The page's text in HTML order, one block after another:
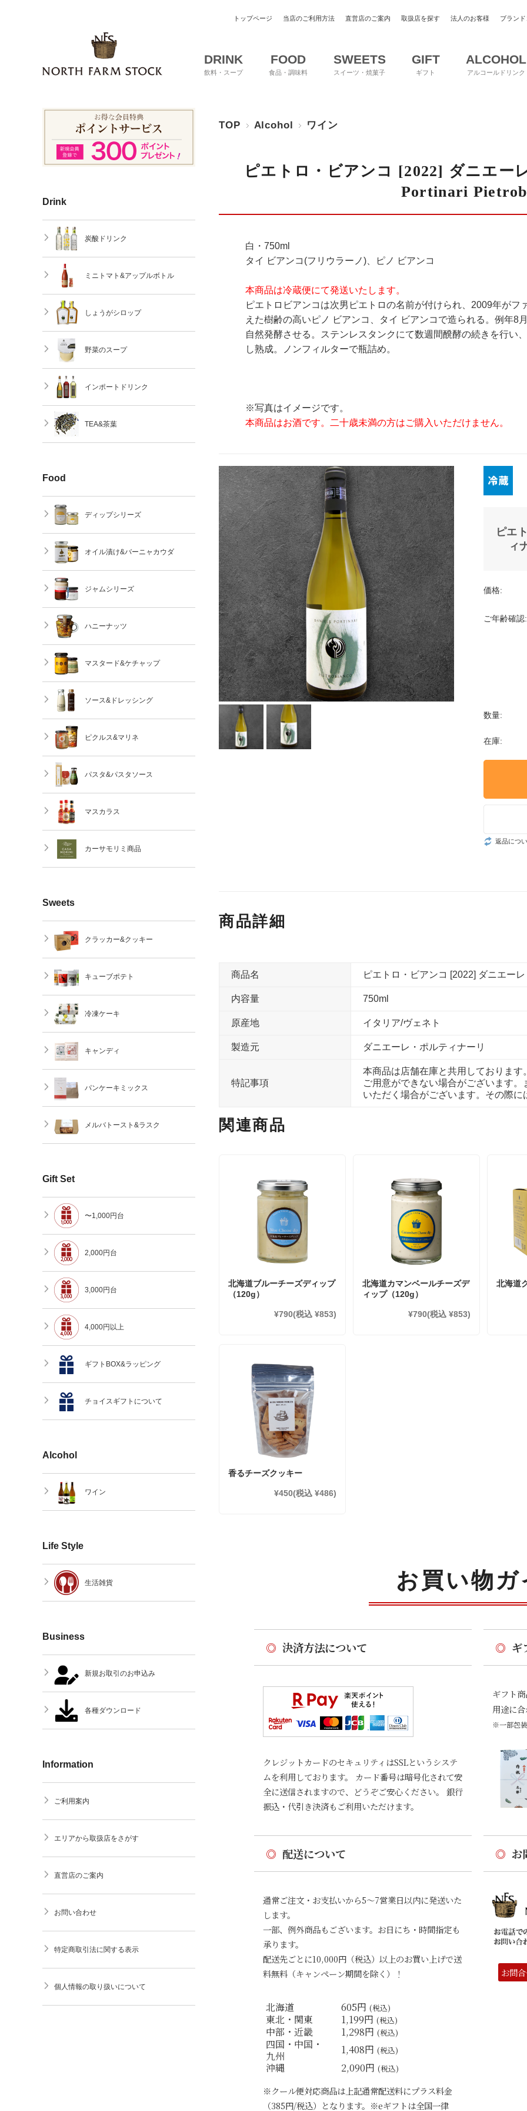
トップページ 当店のご利用方法 直営店のご案内 取扱店を探す 法人のお客様 ブラン
DRINK
飲料・スープ
FOOD
食品・調味料
SWEETS
スイーツ・焼菓子
GIFT
ギフト
ALCOHOL
アルコールドリンク
TOP Alcohol ワイン
ピエトロ・ビアンコ [2022] ダニエー
Portinari
白・750ml
タイ ビアンコ(フリウラーノ)、ピノ ビアンコ
本商品は冷蔵便にて発送いたします。
ピエトロビアンコは次男ピエトロの名前が付けられ、2009年が
えた樹齢の高いピノ ビアンコ、タイ ビアンコで造られる。例年8
自然発酵させる。ステンレスタンクにて数週間醗酵の続きを行い
し熟成。ノンフィルターで瓶詰め。
※写真はイメージです。
本商品はお酒です。二十歳未満の方はご購入いただけません。
ピエ
ィ
価格:
ご年齢確認:
数量:
在庫:
返品につ
商品詳細
商品名 ピエトロ・ビアンコ [2022] ダニエー
内容量 750ml
原産地 イタリア/ヴェネト
製造元 ダニエーレ・ポルティナーリ
特記事項
本商品は店舗在庫と共用しておりま
ご用意ができない場合がございます
いただく場合がございます。その際
関連商品
北海道ブルーチーズディップ
（120g）
¥790(税込 ¥853)
北海道カマンベールチーズデ
ィップ（120g）
¥790(税込 ¥853)
北海道
香るチーズクッキー
¥450(税込 ¥486)
お買い物
◎ 決済方法について
クレジットカードのセキュリティはSSLというシステ
ムを利用しております。 カード番号は暗号化されて安
全に送信されますので、どうぞご安心ください。 銀行
振込・代引き決済もご利用いただけます。
◎ 配送について
通常ご注文・お支払いから5〜7営業日以内に発送いた
します。
一部、例外商品もございます。お日にち・時間指定も
承ります。
配送先ごとに10,000円（税込）以上のお買い上げで送
料無料（キャンペーン期間を除く）！
北海道 605円 (税込)
東北・関東 1,199円 (税込)
中部・近畿 1,298円 (税込)
四国・中国・
九州
1,408円 (税込)
沖縄 2,090円 (税込)
※クール便対応商品は上記通常配送料にプラス料金
（385円/税込）となります。※eギフトは全国一律
◎ ギ
ギフト
用途に
※一部包
◎ お
お問
Drink
炭酸ドリンク
ミニトマト&アップルボトル
しょうがシロップ
野菜のスープ
インポートドリンク
TEA&茶葉
Food
ディップシリーズ
オイル漬け&バーニャカウダ
ジャムシリーズ
ハニーナッツ
マスタード&ケチャップ
ソース&ドレッシング
ピクルス&マリネ
パスタ&パスタソース
マスカラス
カーサモリミ商品
Sweets
クラッカー&クッキー
キューブポテト
冷凍ケーキ
キャンディ
パンケーキミックス
メルバトースト&ラスク
Gift Set
〜1,000円台
2,000円台
3,000円台
4,000円以上
ギフトBOX&ラッピング
チョイスギフトについて
Alcohol
ワイン
Life Style
生活雑貨
Business
新規お取引のお申込み
各種ダウンロード
Information
ご利用案内
エリアから取扱店をさがす
直営店のご案内
お問い合わせ
特定商取引法に関する表示
個人情報の取り扱いについて